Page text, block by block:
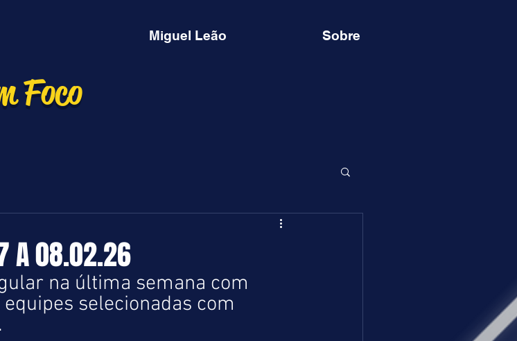
Foco
Miguel Leão Sobre
A 08.02.26
na última semana com
selecionadas com